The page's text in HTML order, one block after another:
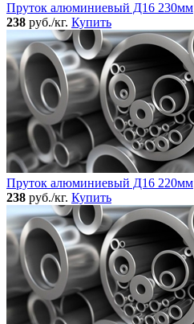
Пруток алюминиевый Д16 230мм
238 руб./кг. Купить
Пруток алюминиевый Д16 220мм
238 руб./кг. Купить